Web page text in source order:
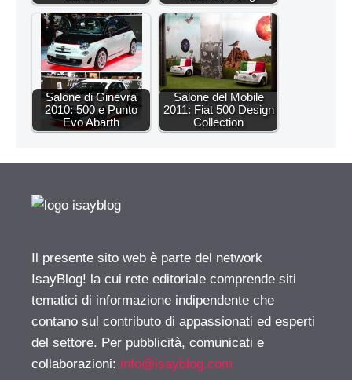
Salone di Ginevra
2010: 500 e Punto
Evo Abarth
Salone del Mobile
2011: Fiat 500 Design
Collection
Il presente sito web è parte del network
IsayBlog! la cui rete editoriale comprende siti
tematici di informazione indipendente che
contano sul contributo di appassionati ed esperti
del settore. Per pubblicità, comunicati e
collaborazioni: info@isayblog.com